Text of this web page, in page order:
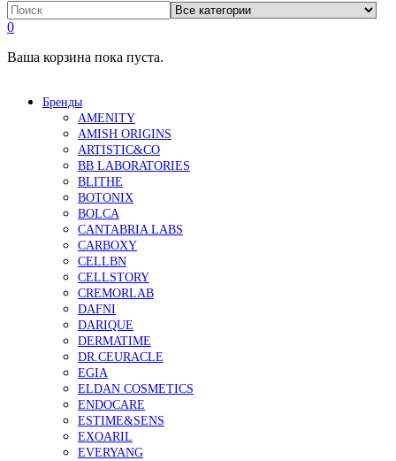
0
Ваша корзина пока пуста.
Бренды
AMENITY
AMISH ORIGINS
ARTISTIC&CO
BB LABORATORIES
BLITHE
BOTONIX
BOLCA
CANTABRIA LABS
CARBOXY
CELLBN
CELLSTORY
CREMORLAB
DAFNI
DARIQUE
DERMATIME
DR.CEURACLE
EGIA
ELDAN COSMETICS
ENDOCARE
ESTIME&SENS
EXOARIL
EVERYANG